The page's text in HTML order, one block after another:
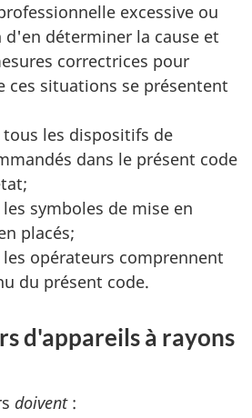
excessive ou
d'en déterminer la cause et
correctrices pour
ces situations se présentent
les dispositifs de
dans le présent code
symboles de mise en
placés;
opérateurs comprennent
du présent code.
d'appareils à rayons
doivent: